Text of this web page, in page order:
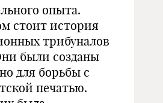
опыта.
стоит история
трибуналов
были созданы
для борьбы с
печатью.